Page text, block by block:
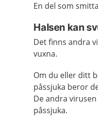
En del som
Halsen kan
Det finns andra
vuxna.
Om du eller ditt
påssjuka beror
De andra
påssjuka.